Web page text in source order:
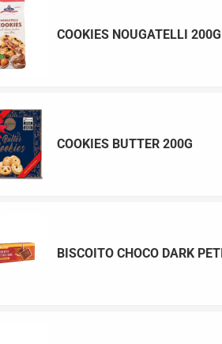
COOKIES NOUGATELLI
COOKIES BUTTER 200G
BISCOITO CHOCO DARK